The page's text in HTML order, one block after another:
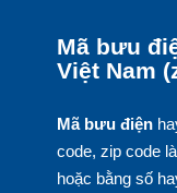
Mã bưu
Việt Nam
Mã bưu điện
code, zip code
hoặc bằng số